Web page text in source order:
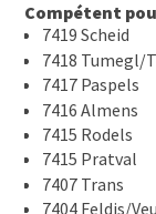
Compétent
7419 Scheid
7418 Tumegl/
7417 Paspels
7416 Almens
7415 Rodels
7415 Pratval
7407 Trans
7404 Feldis/